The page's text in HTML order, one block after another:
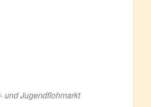
und Jugendflohmarkt